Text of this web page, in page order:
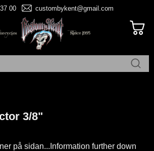
00 custombykent@gmail.com
3/8"
på sidan...Information further down